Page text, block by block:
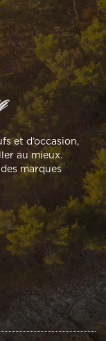
et d’occasion,
au mieux.
marques